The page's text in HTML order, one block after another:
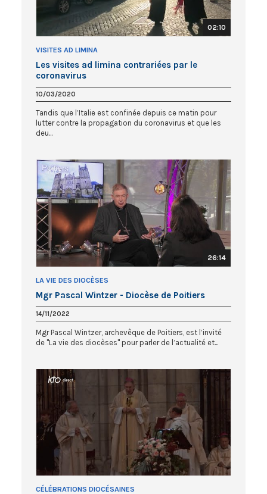
02:10
VISITES AD LIMINA
Les visites ad limina contrariées par le
coronavirus
10/03/2020
Tandis que l’Italie est confinée depuis ce matin pour
lutter contre la propagation du coronavirus et que les
deu...
26:14
LA VIE DES DIOCÈSES
Mgr Pascal Wintzer - Diocèse de Poitiers
14/11/2022
Mgr Pascal Wintzer, archevêque de Poitiers, est l’invité
de "La vie des diocèses" pour parler de l’actualité et...
CÉLÉBRATIONS DIOCÉSAINES